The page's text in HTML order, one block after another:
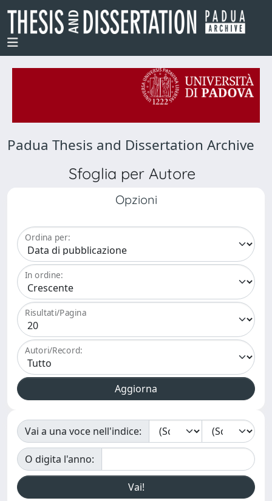
Padua Thesis and Dissertation Archive
Sfoglia per Autore
Opzioni
Ordina per:
In ordine:
Risultati/Pagina
Autori/Record:
Vai a una voce nell'indice:
O digita l'anno: